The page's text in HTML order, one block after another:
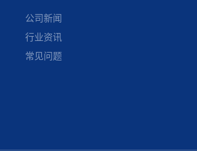
公司新闻
行业资讯
常见问题